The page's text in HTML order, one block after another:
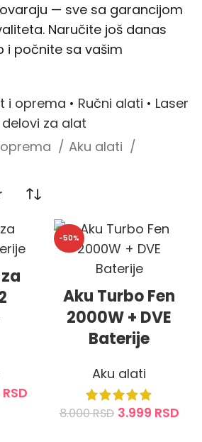
— sve sa garancijom
Naručite još danas
i počnite sa vašim
i oprema • Ručni alati • Laser
delovi za alat
Aku alati
RSD
-50%
Aku Turbo Fen
2000W + DVE
Baterije
Aku alati
8.000RSD 3.999 RSD